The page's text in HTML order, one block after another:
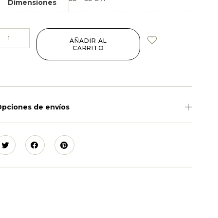
Dimensiones
AÑADIR AL
CARRITO
de envíos